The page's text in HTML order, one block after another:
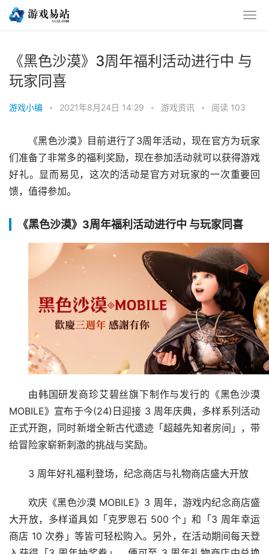
《黑色沙漠》3周年福利活动进行中 与
玩家同喜
游戏小编 • 2021年8月24日 14:29 • 游戏资讯 • 阅读 103
《黑色沙漠》目前进行了3周年活动，现在官方为玩家
们准备了非常多的福利奖励，现在参加活动就可以获得游戏
好礼。显而易见，这次的活动是官方对玩家的一次重要回
馈，值得参加。
《黑色沙漠》3周年福利活动进行中 与玩家同喜
由韩国研发商珍艾碧丝旗下制作与发行的《黑色沙漠
MOBILE》宣布于今(24)日迎接 3 周年庆典，多样系列活动
正式开跑，同时新增全新古代遗迹「超越先知者房间」，带
给冒险家崭新刺激的挑战与奖励。
3 周年好礼福利登场，纪念商店与礼物商店盛大开放
欢庆《黑色沙漠 MOBILE》3 周年，游戏内纪念商店盛
大开放，多样道具如「克罗恩石 500 个」和「3 周年幸运
商店 10 次券」等皆可轻松购入。另外，在活动期间每天登